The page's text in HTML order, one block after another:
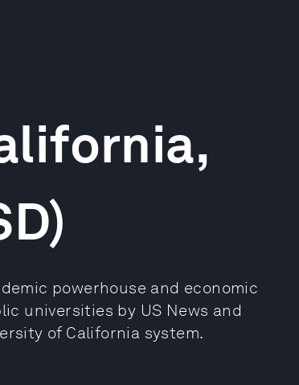
powerhouse and economic
universities by US News and
of California system.